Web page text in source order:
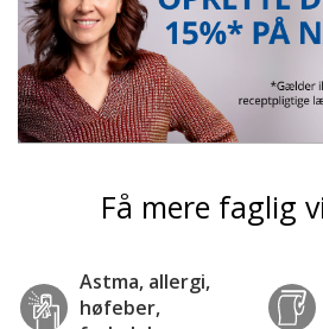
Få mere faglig
Astma, allergi,
høfeber,